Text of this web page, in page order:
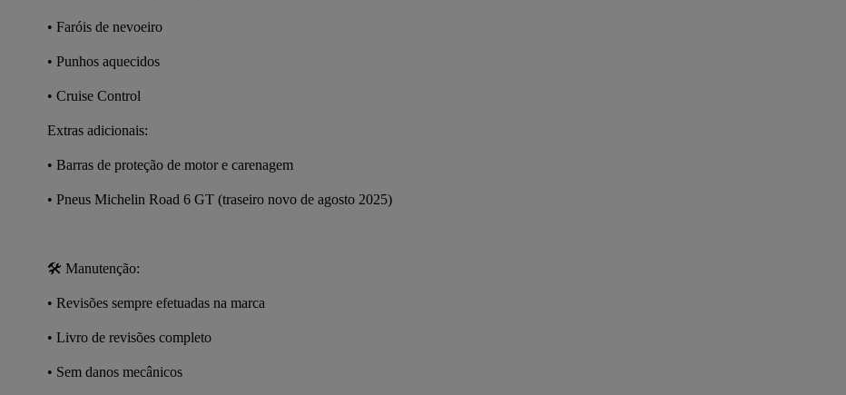
• Faróis de nevoeiro
• Punhos aquecidos
• Cruise Control
Extras adicionais:
• Barras de proteção de motor e carenagem
• Pneus Michelin Road 6 GT (traseiro novo de agosto 2025)
🛠️ Manutenção:
• Revisões sempre efetuadas na marca
• Livro de revisões completo
• Sem danos mecânicos